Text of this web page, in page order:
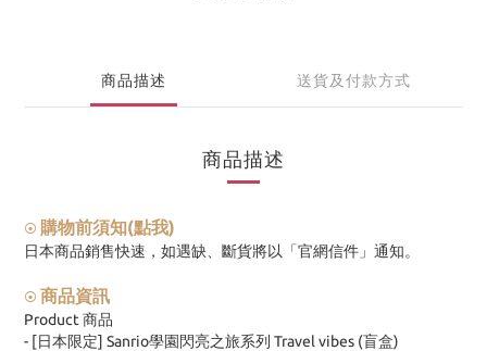
商品描述 送貨及付款方式
商品描述
⦿ 購物前須知(點我)
日本商品銷售快速，如遇缺、斷貨將以「官網信件」通知。
⦿ 商品資訊
Product 商品
- [日本限定] Sanrio學園閃亮之旅系列 Travel vibes (盲盒)